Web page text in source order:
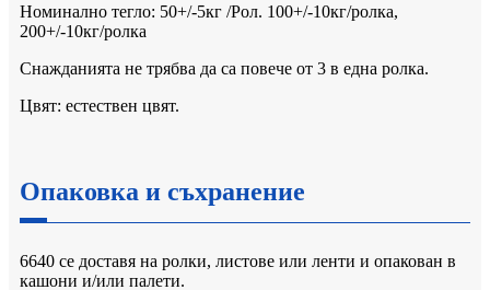
Номинално тегло: 50+/-5кг /Рол. 100+/-10кг/ролка,
200+/-10кг/ролка
Снажданията не трябва да са повече от 3 в една ролка.
Цвят: естествен цвят.
Опаковка и съхранение
6640 се доставя на ролки, листове или ленти и опакован в
кашони и/или палети.